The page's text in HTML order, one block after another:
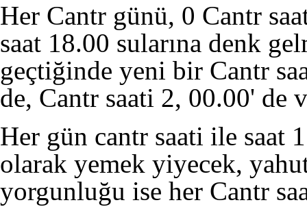
Her Cantr günü, 0 Cantr
saat 18.00 sularına denk
geçtiğinde yeni bir Cantr
de, Cantr saati 2, 00.00' de
Her gün cantr saati ile saat
olarak yemek yiyecek,
yorgunluğu ise her Cantr